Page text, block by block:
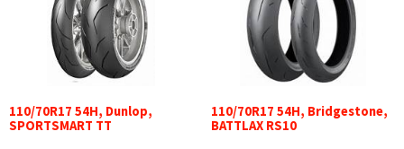
110/70R17 54H, Dunlop,
SPORTSMART TT
110/70R17 54H, Bridgestone,
BATTLAX RS10